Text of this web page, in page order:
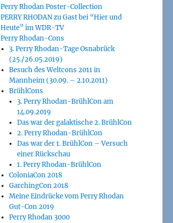
Perry Rhodan Poster-Collection
PERRY RHODAN zu Gast bei “Hier und
Heute” im WDR-TV
Perry Rhodan-Cons
3. Perry Rhodan-Tage Osnabrück
(25./26.05.2019)
Besuch des Weltcons 2011 in
Mannheim (30.09. – 2.10.2011)
BrühlCons
3. Perry Rhodan-BrühlCon am
14.09.2019
Das war der galaktische 2. BrühlCon
2. Perry Rhodan-BrühlCon
Das war der 1. BrühlCon – Versuch
einer Rückschau
1. Perry Rhodan-BrühlCon
ColoniaCon 2018
GarchingCon 2018
Meine Eindrücke vom Perry Rhodan
Gut-Con 2019
Perry Rhodan 3000